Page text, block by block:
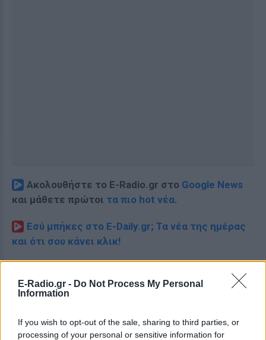
E-Radio.gr - Do Not Process My Personal
Information
If you wish to opt-out of the sale, sharing to third parties, or
processing of your personal or sensitive information for
Ακολουθήστε το E-Radio.gr στο Google News
και μάθετε πρώτοι τα πιο hot νέα.
Εσύ μπήκες στο E-Daily.gr; Τα νέα της ημέρας
και ότι σου κάνει κλικ!